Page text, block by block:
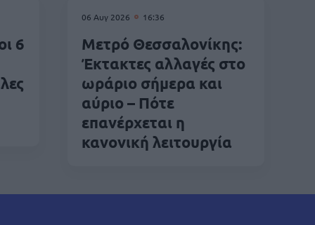
6
06 Αυγ 2026 16:36
Μετρό Θεσσαλονίκης:
Έκτακτες αλλαγές στο
ωράριο σήμερα και
αύριο – Πότε
επανέρχεται η
κανονική λειτουργία